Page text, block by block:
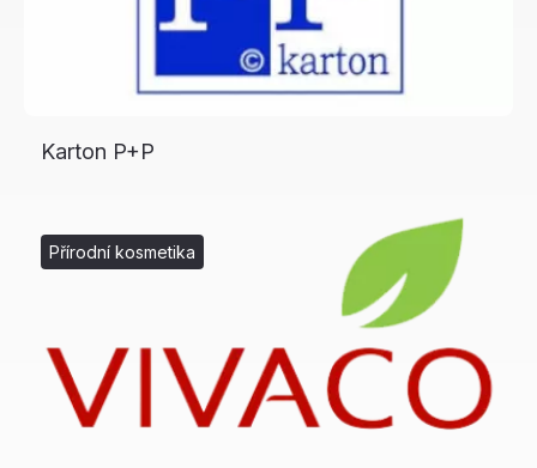
Karton P+P
Přírodní kosmetika